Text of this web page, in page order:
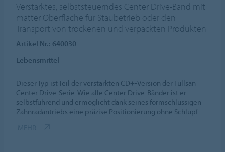
Verstärktes, selbststeuerndes Center Drive-Band mit
matter Oberfläche für Staubetrieb oder den
Transport von trockenen und verpackten Produkten
Artikel Nr.: 640030
Lebensmittel
Dieser Typ ist Teil der verstärkten CD+-Version der Fullsan
Center Drive-Serie. Wie alle Center Drive-Bänder ist er
selbstführend und ermöglicht dank seines formschlüssigen
Zahnradantriebs eine präzise Positionierung ohne Schlupf.